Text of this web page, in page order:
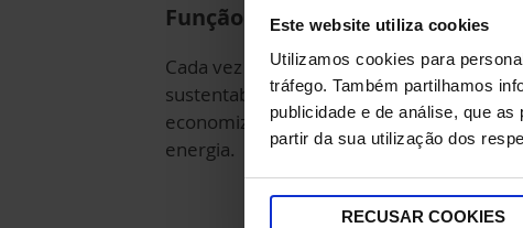
Este website utiliza cookies
Utilizamos cookies para
tráfego. Também partilhamos
publicidade e de análise, que
partir da sua utilização dos
RECUSAR COOKIES
Função ECO
Cada vez mais atentos à
sustentabilidade: a função ECO
economiza 23% de água e 22%** de
energia.